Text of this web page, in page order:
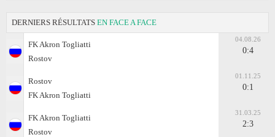
DERNIERS RÉSULTATS EN FACE A FACE
FK Akron Togliatti
Rostov
04.08.26
0:4
Rostov
FK Akron Togliatti
01.11.25
0:1
FK Akron Togliatti
Rostov
31.03.25
2:3